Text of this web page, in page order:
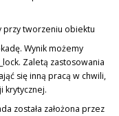
przy tworzeniu obiektu
Wynik możemy
Zaletą zastosowania
się inną pracą w chwili,
krytycznej.
została założona przez